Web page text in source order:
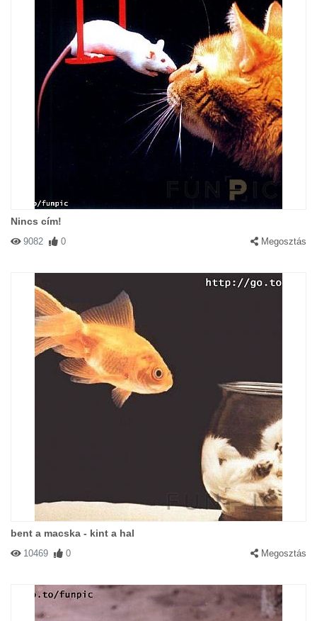
Nincs cím!
9082 0 Megosztás
bent a macska - kint a hal
10469 0 Megosztás